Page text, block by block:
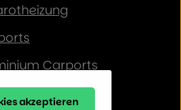
Carports
Carports
akzeptieren